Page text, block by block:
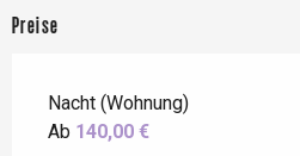
Preise
Nacht (Wohnung)
Ab 140,00 €